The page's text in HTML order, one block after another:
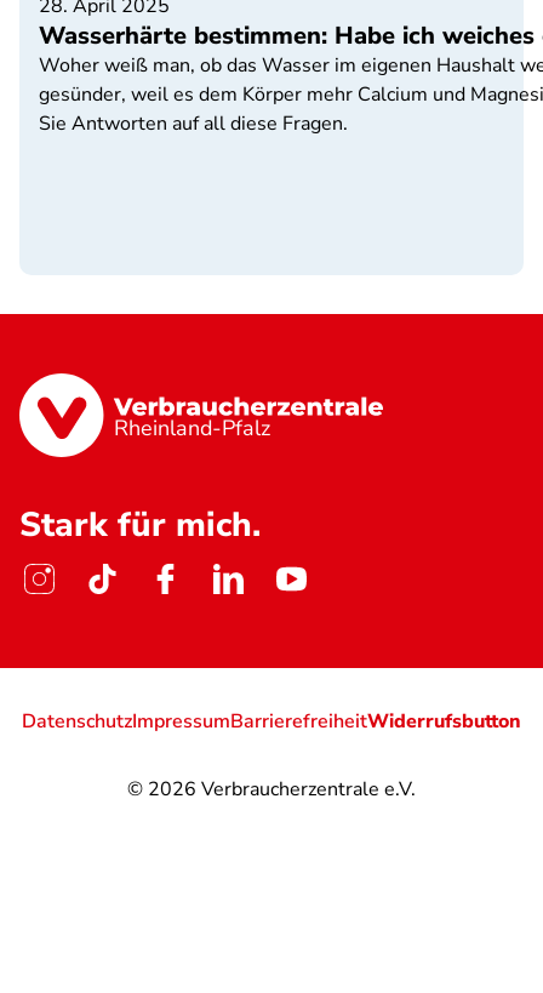
28. April 2025
Wasserhärte bestimmen: Habe ich
Woher weiß man, ob das Wasser im eigenen Haushalt
gesünder, weil es dem Körper mehr Calcium und
Sie Antworten auf all diese Fragen.
Rheinland-Pfalz
Stark für mich.
© 2026 Verbraucherzentrale e.V.
DatenschutzImpressumBarrierefreiheitWiderrufsbutton